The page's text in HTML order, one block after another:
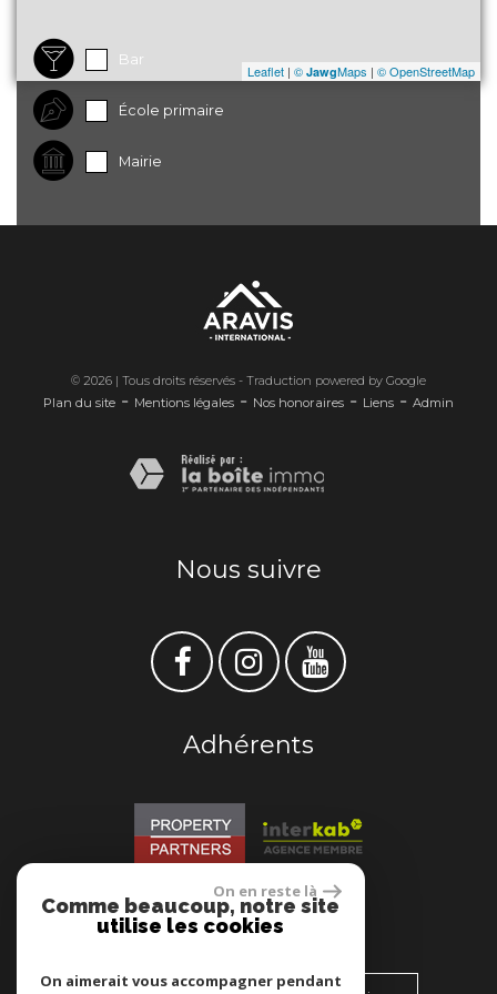
Leaflet | © JawgMaps | © OpenStreetMap
Bar
École primaire
Mairie
© 2026 | Tous droits réservés - Traduction powered by Google
Plan du site - Mentions légales - Nos honoraires - Liens - Admin
Nous suivre
Adhérents
Se connecter
On en reste là
Comme beaucoup, notre site
utilise les cookies
On aimerait vous accompagner pendant